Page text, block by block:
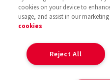
cookies on your device to
usage, and assist in our
cookies
Reject All